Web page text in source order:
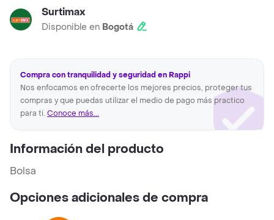
Surtimax
Disponible en Bogotá
Compra con tranquilidad y seguridad en Rappi
Nos enfocamos en ofrecerte los mejores precios, proteger tus
compras y que puedas utilizar el medio de pago más practico
para ti. Conoce más...
Información del producto
Bolsa
Opciones adicionales de compra